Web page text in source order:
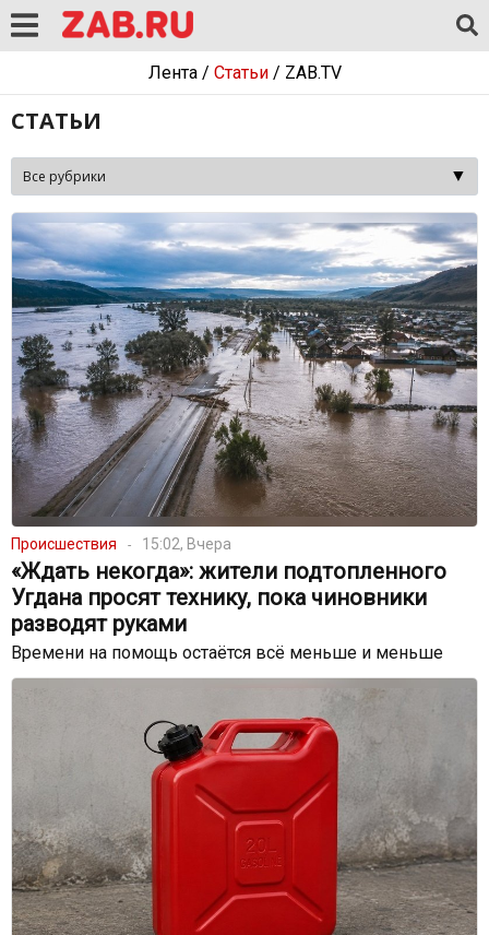
Лента/ Статьи/ ZAB.TV
СТАТЬИ
Происшествия 15:02, Вчера
«Ждать некогда»: жители подтопленного
Угдана просят технику, пока чиновники
разводят руками
Времени на помощь остаётся всё меньше и меньше